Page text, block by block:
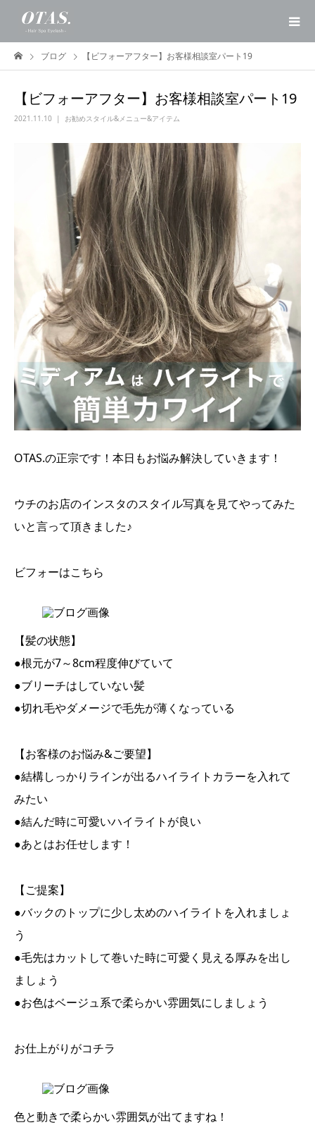
ブログ 【ビフォーアフター】お客様相談室パート19
【ビフォーアフター】お客様相談室パート19
2021.11.10 お勧めスタイル&メニュー&アイテム
OTAS.の正宗です！本日もお悩み解決していきます！
ウチのお店のインスタのスタイル写真を見てやってみた
いと言って頂きました♪
ビフォーはこちら
【髪の状態】
●根元が7～8cm程度伸びていて
●ブリーチはしていない髪
●切れ毛やダメージで毛先が薄くなっている
【お客様のお悩み&ご要望】
●結構しっかりラインが出るハイライトカラーを入れて
みたい
●結んだ時に可愛いハイライトが良い
●あとはお任せします！
【ご提案】
●バックのトップに少し太めのハイライトを入れましょ
う
●毛先はカットして巻いた時に可愛く見える厚みを出し
ましょう
●お色はベージュ系で柔らかい雰囲気にしましょう
お仕上がりがコチラ
色と動きで柔らかい雰囲気が出てますね！